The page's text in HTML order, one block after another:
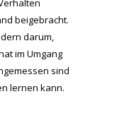
beigebracht.
darum,
im Umgang
sind
lernen kann.